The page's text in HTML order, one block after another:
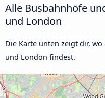
Alle Busbahnhöfe
und London
Die Karte unten zeigt dir,
und London findest.